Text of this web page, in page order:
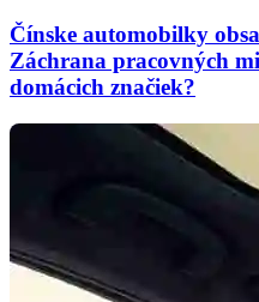
Čínske automobilky
Záchrana pracovných
domácich značiek?